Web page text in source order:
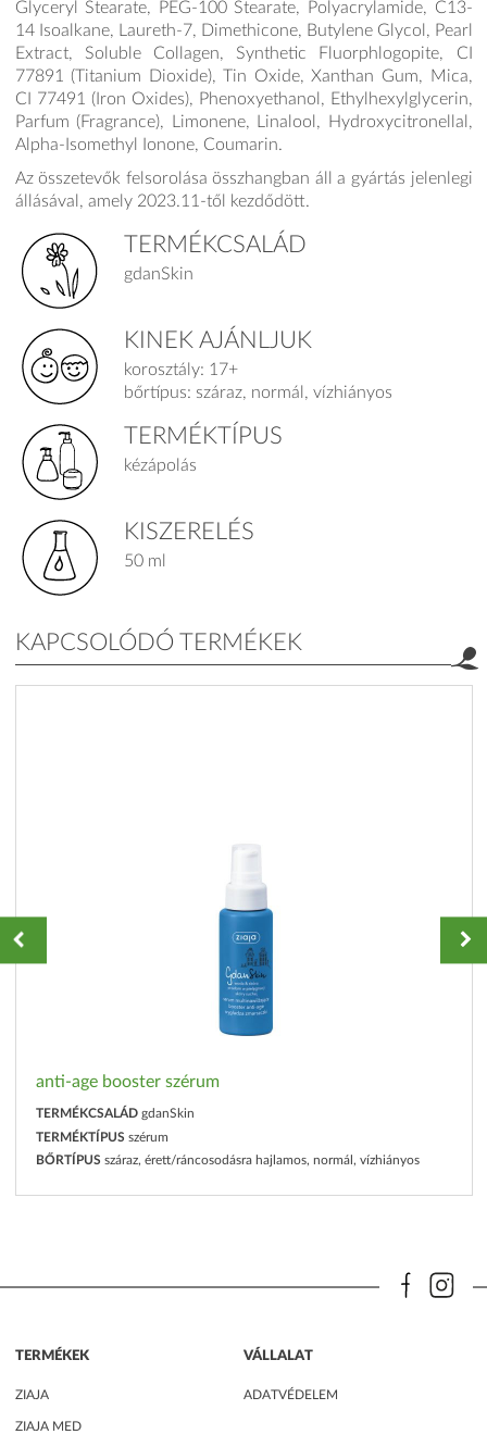
Glyceryl Stearate, PEG-100 Stearate, Polyacrylamide, C13-
14 Isoalkane, Laureth-7, Dimethicone, Butylene Glycol, Pearl
Extract, Soluble Collagen, Synthetic Fluorphlogopite, CI
77891 (Titanium Dioxide), Tin Oxide, Xanthan Gum, Mica,
CI 77491 (Iron Oxides), Phenoxyethanol, Ethylhexylglycerin,
Parfum (Fragrance), Limonene, Linalool, Hydroxycitronellal,
Alpha-Isomethyl Ionone, Coumarin.
Az összetevők felsorolása összhangban áll a gyártás jelenlegi
állásával, amely 2023.11-től kezdődött.
TERMÉKCSALÁD
gdanSkin
KINEK AJÁNLJUK
korosztály: 17+
bőrtípus: száraz, normál, vízhiányos
TERMÉKTÍPUS
kézápolás
KISZERELÉS
50 ml
KAPCSOLÓDÓ TERMÉKEK
anti-age booster szérum
TERMÉKCSALÁD gdanSkin
TERMÉKTÍPUS szérum
BŐRTÍPUS száraz, érett/ráncosodásra hajlamos, normál, vízhiányos
TERMÉKEK
ZIAJA
ZIAJA MED
VÁLLALAT
ADATVÉDELEM